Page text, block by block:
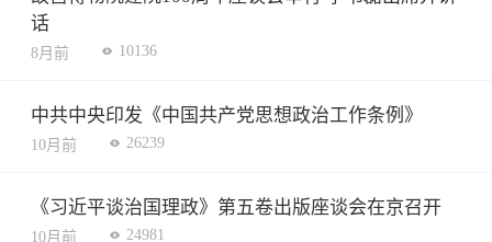
话
8月前 10136
中共中央印发《中国共产党思想政治工作条例》
10月前 26239
《习近平谈治国理政》第五卷出版座谈会在京召开
10月前 24981